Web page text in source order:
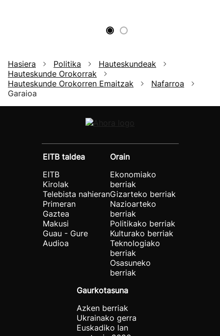
Hasiera Politika
Hauteskundeak
Hauteskunde Orokorrak
Hauteskunde Orokorren Emaitzak
Nafarroa
Garaioa
EITB taldea
EITB
Kirolak
Telebista nahieran
Primeran
Gaztea
Makusi
Guau - Gure
Audioa
Orain
Ekonomiako
berriak
Gizarteko berriak
Nazioarteko
berriak
Politikako berriak
Kulturako berriak
Teknologiako
berriak
Osasuneko
berriak
Gaurkotasuna
Azken berriak
Ukrainako gerra
Euskadiko lan